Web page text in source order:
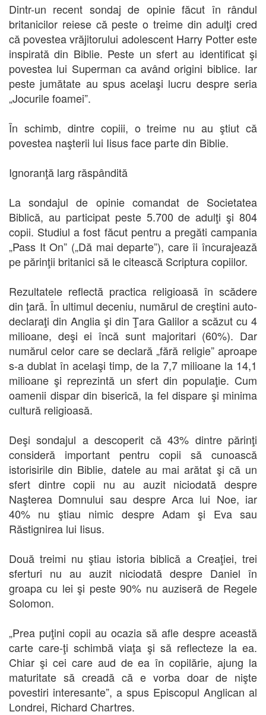
Dintr-un recent sondaj de opinie făcut în rândul
britanicilor reiese că peste o treime din adulţi cred
că povestea vrăjitorului adolescent Harry Potter este
inspirată din Biblie. Peste un sfert au identificat şi
povestea lui Superman ca având origini biblice. Iar
peste jumătate au spus acelaşi lucru despre seria
„Jocurile foamei”.
În schimb, dintre copiii, o treime nu au ştiut că
povestea naşterii lui Iisus face parte din Biblie.
Ignoranţă larg răspândită
La sondajul de opinie comandat de Societatea
Biblică, au participat peste 5.700 de adulţi şi 804
copii. Studiul a fost făcut pentru a pregăti campania
„Pass It On” („Dă mai departe”), care îi încurajează
pe părinţii britanici să le citească Scriptura copiilor.
Rezultatele reflectă practica religioasă în scădere
din ţară. În ultimul deceniu, numărul de creştini auto-
declaraţi din Anglia şi din Ţara Galilor a scăzut cu 4
milioane, deşi ei încă sunt majoritari (60%). Dar
numărul celor care se declară „fără religie” aproape
s-a dublat în acelaşi timp, de la 7,7 milioane la 14,1
milioane şi reprezintă un sfert din populaţie. Cum
oamenii dispar din biserică, la fel dispare şi minima
cultură religioasă.
Deşi sondajul a descoperit că 43% dintre părinţi
consideră important pentru copii să cunoască
istorisirile din Biblie, datele au mai arătat şi că un
sfert dintre copii nu au auzit niciodată despre
Naşterea Domnului sau despre Arca lui Noe, iar
40% nu ştiau nimic despre Adam şi Eva sau
Răstignirea lui Iisus.
Două treimi nu ştiau istoria biblică a Creaţiei, trei
sferturi nu au auzit niciodată despre Daniel în
groapa cu lei şi peste 90% nu auziseră de Regele
Solomon.
„Prea puţini copii au ocazia să afle despre această
carte care-ţi schimbă viaţa şi să reflecteze la ea.
Chiar şi cei care aud de ea în copilărie, ajung la
maturitate să creadă că e vorba doar de nişte
povestiri interesante”, a spus Episcopul Anglican al
Londrei, Richard Chartres.